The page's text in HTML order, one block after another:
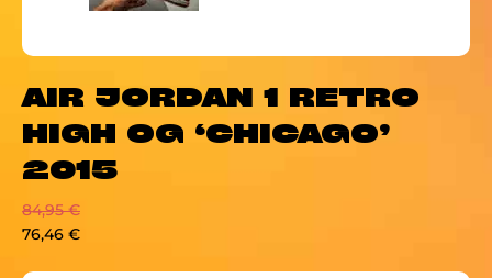
AIR JORDAN 1 RETRO
HIGH OG ‘CHICAGO’
2015
84,95€
76,46 €